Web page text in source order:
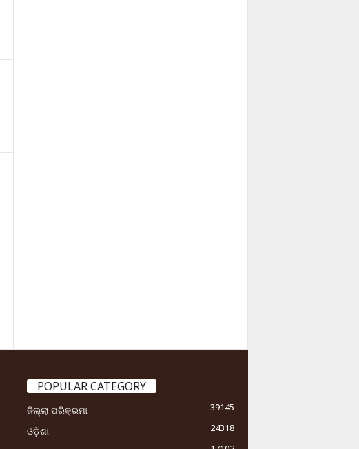
POPULAR CATEGORY
ଜିଲ୍ଲା ପରିକ୍ରମା
39145
ଓଡ଼ିଶା
24318